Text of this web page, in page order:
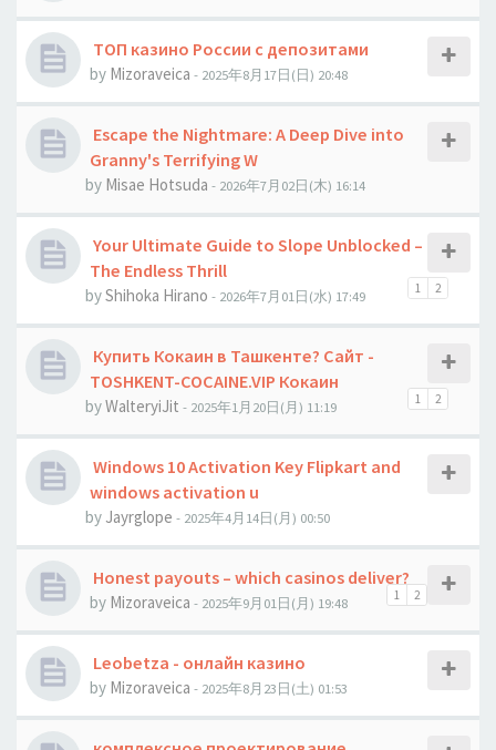
ТОП казино России с депозитами
by Mizoraveica - 2025年8月17日(日) 20:48
Escape the Nightmare: A Deep Dive into
Granny's Terrifying W
by Misae Hotsuda - 2026年7月02日(木) 16:14
Your Ultimate Guide to Slope Unblocked –
The Endless Thrill
1 2
byShihoka Hirano - 2026年7月01日(水) 17:49
Купить Кокаин в Ташкенте? Сайт -
TOSHKENT-COCAINE.VIP Кокаин
1 2
byWalteryiJit - 2025年1月20日(月) 11:19
Windows 10 Activation Key Flipkart and
windows activation u
by Jауrglope - 2025年4月14日(月) 00:50
Honest payouts – which casinos deliver?
1 2
by Mizoraveica - 2025年9月01日(月) 19:48
Leobetza - онлайн казино
by Mizoraveica - 2025年8月23日(土) 01:53